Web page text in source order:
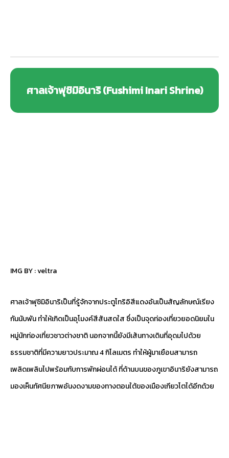
ศาลเจ้าฟุชิมิอินาริ (Fushimi Inari Shrine)
IMG BY :veltra
ศาลเจ้าฟุชิมิอินาริเป็นที่รู้จักจากประตูโทริอิสีแดงอันเป็นสัญลักษณ์เรียง
กันนับพัน ทำให้เกิดเป็นอุโมงค์สีสันสดใส ซึ่งเป็นจุดท่องเที่ยวยอดนิยมใน
หมู่นักท่องเที่ยวชาวต่างชาติ นอกจากนี้ยังมีเส้นทางเดินที่อุดมไปด้วย
ธรรมชาติที่มีความยาวประมาณ 4 กิโลเมตร ทำให้ผู้มาเยือนสามารถ
เพลิดเพลินไปพร้อมกับการพักผ่อนได้ ที่ด้านบนของภูเขาอินาริยังสามารถ
มองเห็นทัศนียภาพอันงดงามของทางตอนใต้ของเมืองเกียวโตได้อีกด้วย